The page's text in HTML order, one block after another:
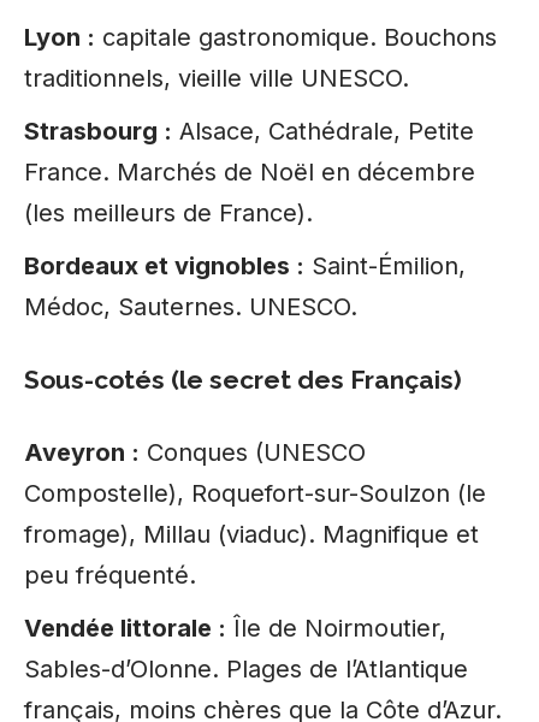
Lyon : capitale gastronomique. Bouchons
traditionnels, vieille ville UNESCO.
Strasbourg : Alsace, Cathédrale, Petite
France. Marchés de Noël en décembre
(les meilleurs de France).
Bordeaux et vignobles : Saint-Émilion,
Médoc, Sauternes. UNESCO.
Sous-cotés (le secret des Français)
Aveyron : Conques (UNESCO
Compostelle), Roquefort-sur-Soulzon (le
fromage), Millau (viaduc). Magnifique et
peu fréquenté.
Vendée littorale : Île de Noirmoutier,
Sables-d’Olonne. Plages de l’Atlantique
français, moins chères que la Côte d’Azur.